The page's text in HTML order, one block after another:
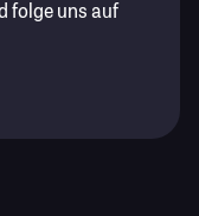
folge uns auf